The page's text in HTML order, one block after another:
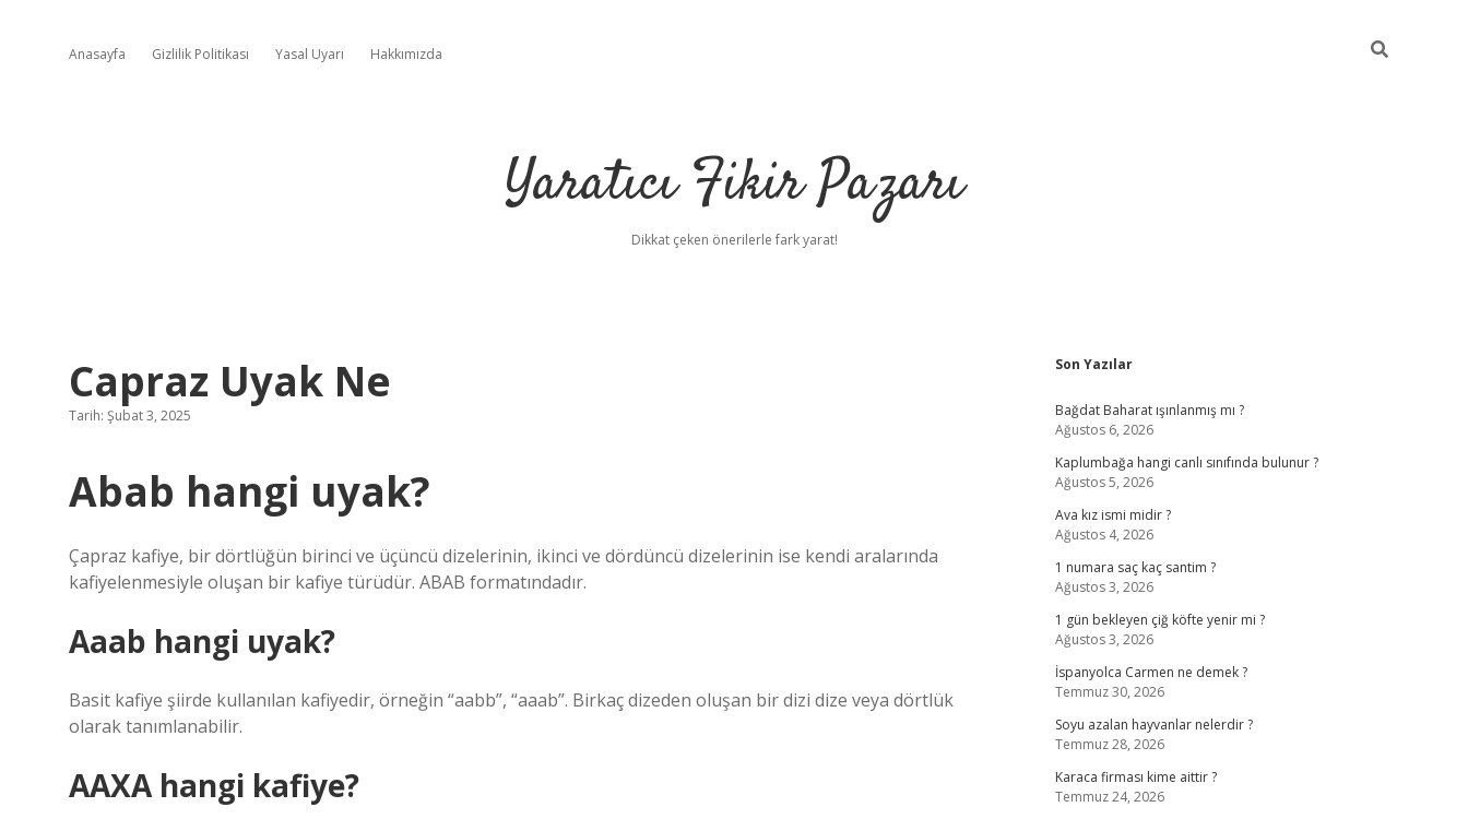
Anasayfa Gizlilik Politikası Yasal Uyarı Hakkımızda
Yaratıcı Fikir Pazarı
Dikkat çeken önerilerle fark yarat!
Capraz Uyak Ne
Tarih: Şubat 3, 2025
Abab hangi uyak?
Çapraz kafiye, bir dörtlüğün birinci ve üçüncü dizelerinin, ikinci ve dördüncü dizelerinin ise kendi aralarında
kafiyelenmesiyle oluşan bir kafiye türüdür. ABAB formatındadır.
Aaab hangi uyak?
Basit kafiye şiirde kullanılan kafiyedir, örneğin “aabb”, “aaab”. Birkaç dizeden oluşan bir dizi dize veya dörtlük
olarak tanımlanabilir.
AAXA hangi kafiye?
Sidebar
Son Yazılar
Bağdat Baharat ışınlanmış mı ?
Ağustos 6, 2026
Kaplumbağa hangi canlı sınıfında bulunur ?
Ağustos 5, 2026
Ava kız ismi midir ?
Ağustos 4, 2026
1 numara saç kaç santim ?
Ağustos 3, 2026
1 gün bekleyen çiğ köfte yenir mi ?
Ağustos 3, 2026
İspanyolca Carmen ne demek ?
Temmuz 30, 2026
Soyu azalan hayvanlar nelerdir ?
Temmuz 28, 2026
Karaca firması kime aittir ?
Temmuz 24, 2026